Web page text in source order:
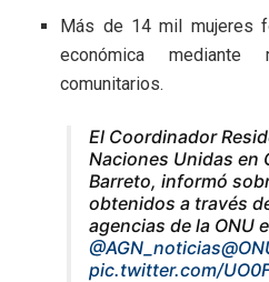
Más de 14 mil mujeres
económica mediante
comunitarios.
El Coordinador
Naciones Unidas en
Barreto, informó
obtenidos a través
agencias de la ONU
@AGN_noticias
pic.twitter.com/